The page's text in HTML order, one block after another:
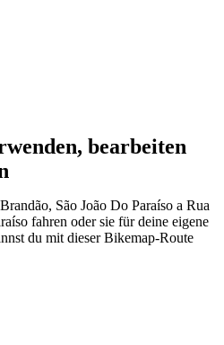
bearbeiten
São João Do Paraíso a Rua
fahren oder sie für deine eigene
du mit dieser Bikemap-Route